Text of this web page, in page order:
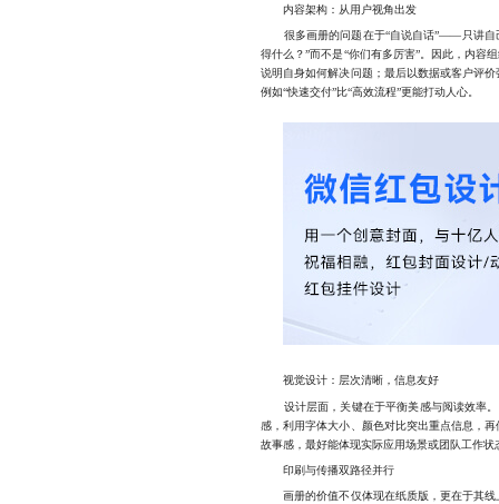
内容架构：从用户视角出发
很多画册的问题在于“自说自话”——只讲自己
得什么？”而不是“你们有多厉害”。因此，内
说明自身如何解决问题；最后以数据或客户评
例如“快速交付”比“高效流程”更能打动人心。
视觉设计：层次清晰，信息友好
设计层面，关键在于平衡美感与阅读效率。
感，利用字体大小、颜色对比突出重点信息，
故事感，最好能体现实际应用场景或团队工作
印刷与传播双路径并行
画册的价值不仅体现在纸质版，更在于其线